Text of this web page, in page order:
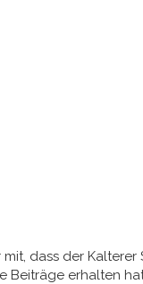
mit, dass der Kalterer
Beiträge erhalten